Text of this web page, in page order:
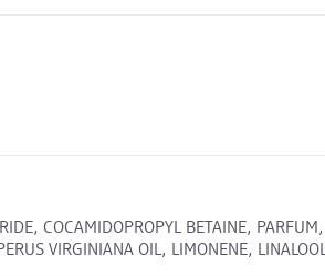
COCAMIDOPROPYL BETAINE,
VIRGINIANA OIL, LIMONENE,